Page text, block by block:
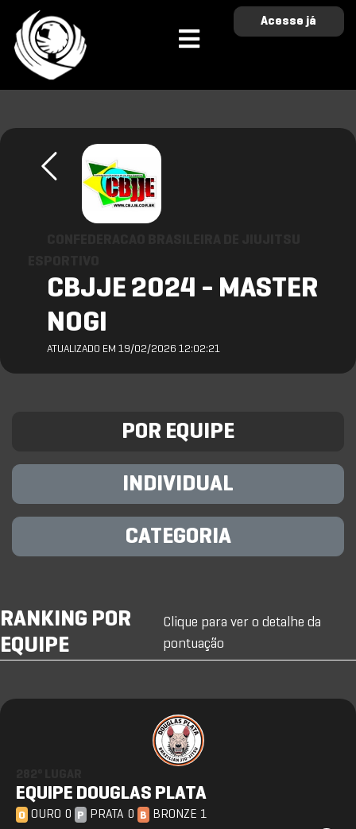
Acesse já
CBJJE 2024 - MASTER
NOGI
ATUALIZADO EM 19/02/2026 12:02:21
POR EQUIPE
INDIVIDUAL
CATEGORIA
RANKING POR
EQUIPE
Clique para ver o detalhe da
pontuação
EQUIPE DOUGLAS PLATA
O OURO 0 P PRATA 0 B BRONZE 1